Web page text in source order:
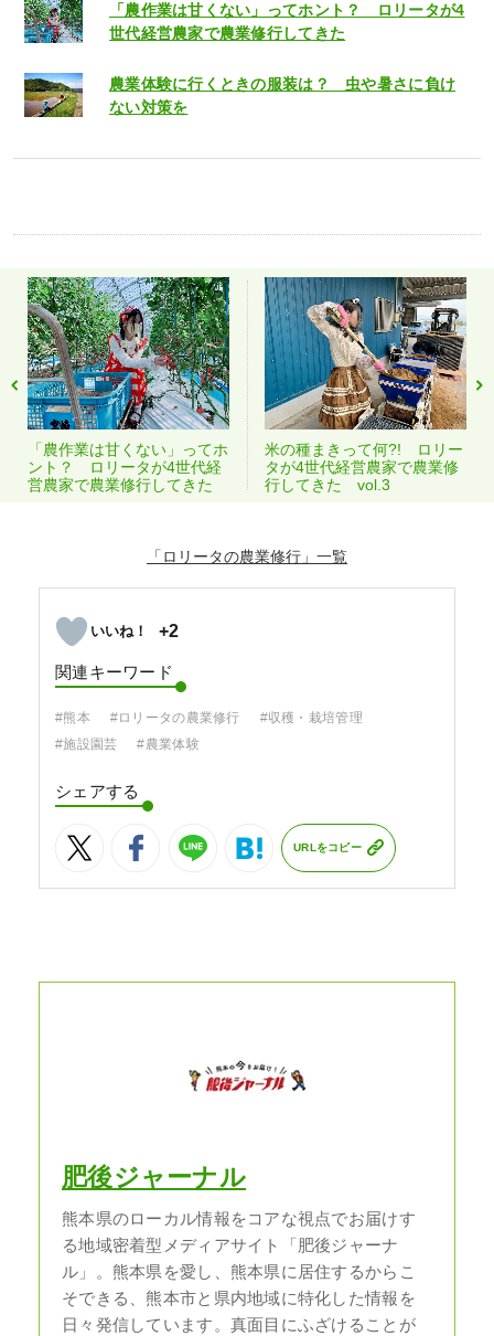
「農作業は甘くない」ってホント？ ロリータが4
世代経営農家で農業修行してきた
農業体験に行くときの服装は？ 虫や暑さに負け
ない対策を
「農作業は甘くない」ってホ
ント？ ロリータが4世代経
営農家で農業修行してきた
米の種まきって何?! ロリー
タが4世代経営農家で農業修
行してきた vol.3
「ロリータの農業修行」
+2
関連キーワード
#熊本 #ロリータの農業修行
#収穫・栽培管理
#施設園芸
#農業体験
シェアする
URLをコピー
肥後ジャーナル
熊本県のローカル情報をコアな視点でお届けす
る地域密着型メディアサイト「肥後ジャーナ
ル」。熊本県を愛し、熊本県に居住するからこ
そできる、熊本市と県内地域に特化した情報を
日々発信しています。真面目にふざけることが